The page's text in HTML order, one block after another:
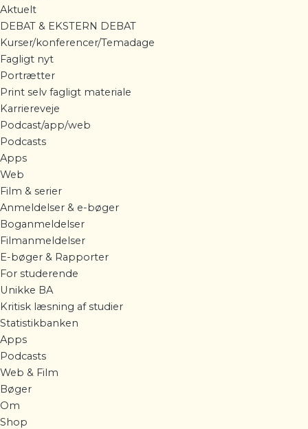
Aktuelt
DEBAT & EKSTERN DEBAT
Kurser/konferencer/Temadage
Fagligt nyt
Portrætter
Print selv fagligt materiale
Karriereveje
Podcast/app/web
Podcasts
Apps
Web
Film & serier
Anmeldelser & e-bøger
Boganmeldelser
Filmanmeldelser
E-bøger & Rapporter
For studerende
Unikke BA
Kritisk læsning af studier
Statistikbanken
Apps
Podcasts
Web & Film
Bøger
Om
Shop